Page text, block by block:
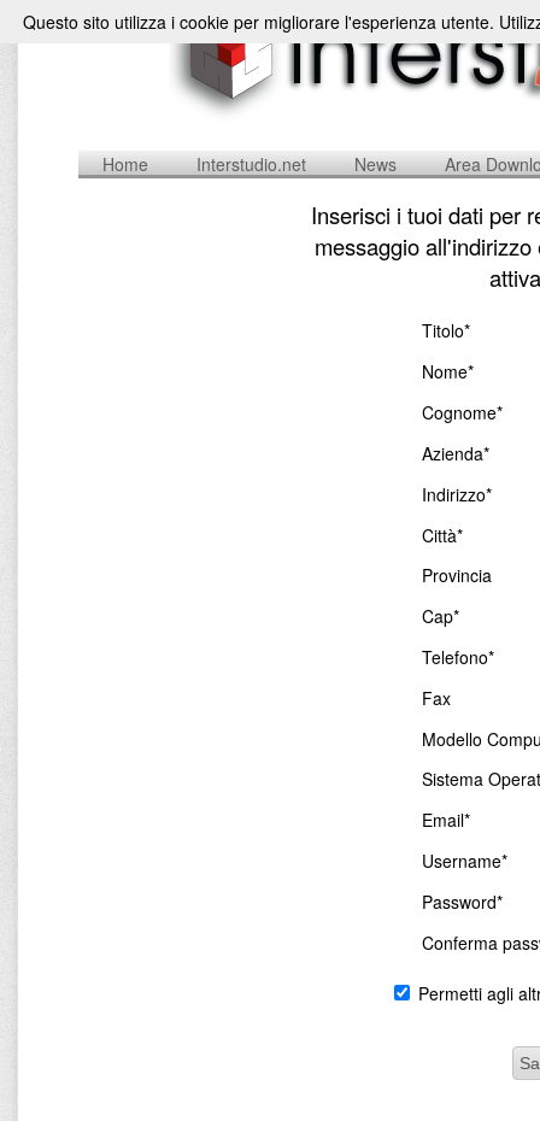
Home Interstudio.net News Area
Inserisci i tuoi dati per
messaggio
Titolo*
Nome*
Cognome*
Azienda*
Indirizzo*
Città*
Provincia
Cap*
Telefono*
Fax
Modello
Sistema
Email*
Username*
Password*
Conferma
Permetti agli
Questo sito utilizza i cookie per migliorare l'esperienza utente.